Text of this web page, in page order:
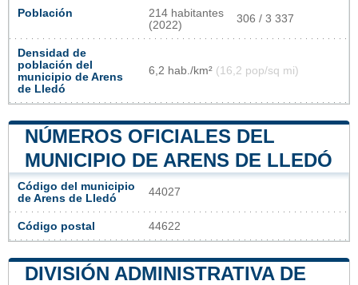
Población
214 habitantes
(2022)
306 / 3 337
Densidad de
población del
municipio de Arens
de Lledó
6,2 hab./km² (16,2 pop/sq mi)
NÚMEROS OFICIALES DEL
MUNICIPIO DE ARENS DE LLEDÓ
Código del municipio
de Arens de Lledó
44027
Código postal 44622
DIVISIÓN ADMINISTRATIVA DE